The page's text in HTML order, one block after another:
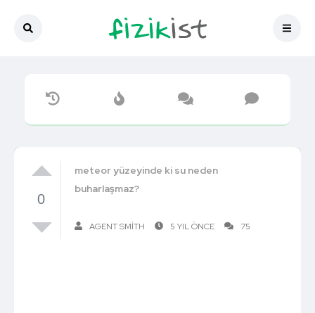
0
meteor yüzeyinde ki su neden
buharlaşmaz?
AGENT SMITH 5 YIL ÖNCE 75